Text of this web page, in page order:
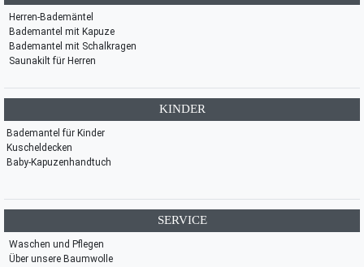
Herren-Bademäntel
Bademantel mit Kapuze
Bademantel mit Schalkragen
Saunakilt für Herren
KINDER
Bademantel für Kinder
Kuscheldecken
Baby-Kapuzenhandtuch
SERVICE
Waschen und Pflegen
Über unsere Baumwolle